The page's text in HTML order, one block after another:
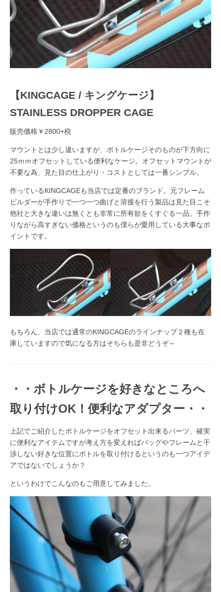
【KINGCAGE / キングケージ】
STAINLESS DROPPER CAGE
販売価格￥2800+税
マウントとは少し違いますが、ボトルケージそのものが下方向に
25ｍｍオフセットしている便利なケージ。オフセットマウントが
不要な為、見た目の仕上がり・コストとしては一番シンプル。
作っているKINGCAGEも当店では定番のブランド。元フレーム
ビルダーが手作りで一つ一つ曲げと溶接を行う製品は見た目こそ
他社と大きな違いは無くとも非常に所有欲をくすぐる一品。手作
りながら高すぎない価格というのも僕らが愛用している大事なポ
イントです。
もちろん、当店では通常のKINGCAGEのラインナップ２種も在
庫していますので気になる方はそちらも是非どうぞ～
・・ボトルケージを好きなところへ
取り付けOK！便利なアダプター・・
上記でご紹介したボトルケージをオフセット出来るパーツ、確実
に便利なアイテムですが考え方を変えればバッグやフレームと干
渉しない好きな位置にボトルを取り付けるというのも一つアイデ
アではないでしょうか？
というわけでこんなのもご用意してみました。